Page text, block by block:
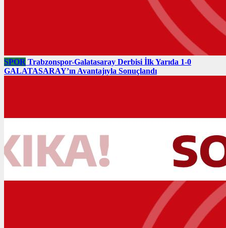
SPOR Trabzonspor-Galatasaray Derbisi İlk Yarıda 1-0
GALATASARAY’ın Avantajıyla Sonuçlandı